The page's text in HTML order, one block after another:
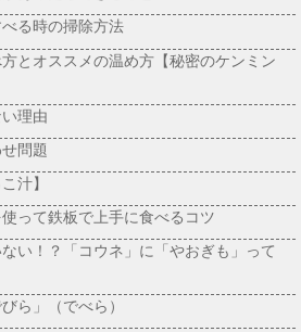
る時の掃除方法
とオススメの温め方【秘密のケンミン
理由
問題
汁】
って鉄板で上手に食べるコツ
い！？「コウネ」に「やおぎも」って
ら」（でべら）